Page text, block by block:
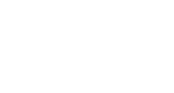
Mehrwertsteuer zzgl.